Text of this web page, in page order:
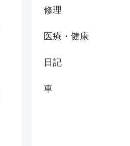
修理
医療・健康
日記
車